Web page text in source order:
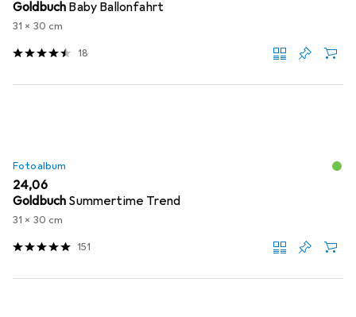
Goldbuch Baby Ballonfahrt
31 x 30 cm
18
Fotoalbum
EUR
24,06
Goldbuch Summertime Trend
31 x 30 cm
151